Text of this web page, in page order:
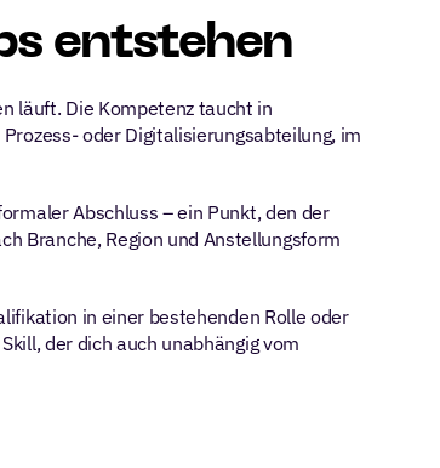
entstehen
läuft. Die Kompetenz taucht in
oder Digitalisierungsabteilung, im
Abschluss – ein Punkt, den der
Branche, Region und Anstellungsform
in einer bestehenden Rolle oder
der dich auch unabhängig vom